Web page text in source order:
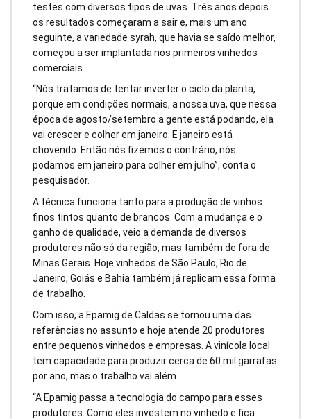
testes com diversos tipos de uvas. Três anos depois
os resultados começaram a sair e, mais um ano
seguinte, a variedade syrah, que havia se saído melhor,
começou a ser implantada nos primeiros vinhedos
comerciais.
“Nós tratamos de tentar inverter o ciclo da planta,
porque em condições normais, a nossa uva, que nessa
época de agosto/setembro a gente está podando, ela
vai crescer e colher em janeiro. E janeiro está
chovendo. Então nós fizemos o contrário, nós
podamos em janeiro para colher em julho”, conta o
pesquisador.
A técnica funciona tanto para a produção de vinhos
finos tintos quanto de brancos. Com a mudança e o
ganho de qualidade, veio a demanda de diversos
produtores não só da região, mas também de fora de
Minas Gerais. Hoje vinhedos de São Paulo, Rio de
Janeiro, Goiás e Bahia também já replicam essa forma
de trabalho.
Com isso, a Epamig de Caldas se tornou uma das
referências no assunto e hoje atende 20 produtores
entre pequenos vinhedos e empresas. A vinícola local
tem capacidade para produzir cerca de 60 mil garrafas
por ano, mas o trabalho vai além.
“A Epamig passa a tecnologia do campo para esses
produtores. Como eles investem no vinhedo e fica